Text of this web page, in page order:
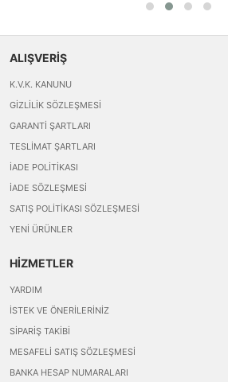
ALIŞVERİŞ
K.V.K. KANUNU
GIZLILIK SÖZLEŞMESI
GARANTI ŞARTLARI
TESLIMAT ŞARTLARI
İADE POLITIKASI
İADE SÖZLEŞMESI
SATIŞ POLITIKASI SÖZLEŞMESI
YENI ÜRÜNLER
HİZMETLER
YARDIM
İSTEK VE ÖNERILERINIZ
SIPARIŞ TAKIBI
MESAFELI SATIŞ SÖZLEŞMESI
BANKA HESAP NUMARALARI